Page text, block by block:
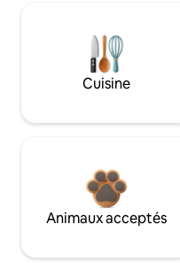
Cuisine
Animaux acceptés